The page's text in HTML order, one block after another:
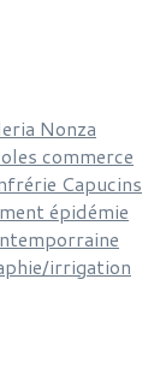
Nonza
commerce
Capucins
épidémie
irrigation